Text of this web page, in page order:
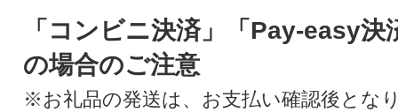
「コンビニ決済」「Pay-easy決
の場合のご注意
※お礼品の発送は、お支払い確認後とな